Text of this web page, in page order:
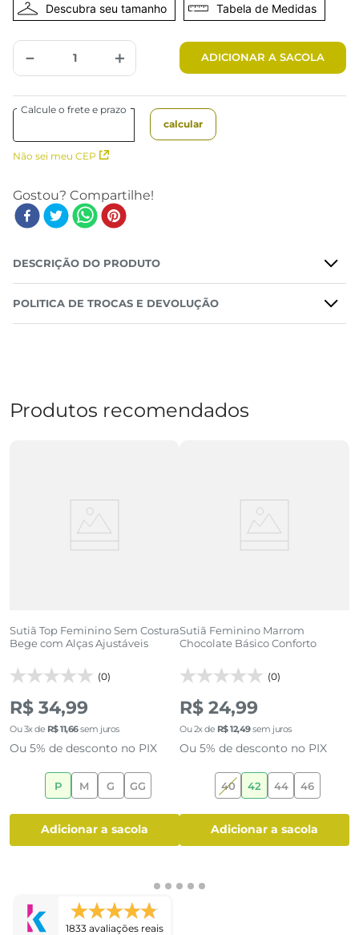
Tabela de Medidas
＋
－ ADICIONAR A SACOLA
Não sei meu CEP
DESCRIÇÃO DO PRODUTO
POLITICA DE TROCAS E DEVOLUÇÃO
Produtos recomendados
Sutiã Top Feminino Sem Costura
Bege com Alças Ajustáveis
(0)
R$ 34,99
Ou3x de R$11,66sem juros
Ou 5% de desconto no PIX
P M G GG
adicionar a sacola
Sutiã Feminino Marrom
Chocolate Básico Conforto
(0)
R$ 24,99
Ou2x de R$12,49sem juros
Ou 5% de desconto no PIX
40 42 44 46
adicionar a sacola
1833 avaliações reais